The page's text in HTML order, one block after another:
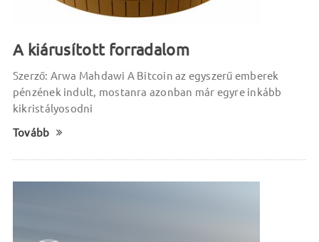
A kiárusított forradalom
Szerző: Arwa Mahdawi A Bitcoin az egyszerű emberek
pénzének indult, mostanra azonban már egyre inkább
kikristályosodni
Tovább